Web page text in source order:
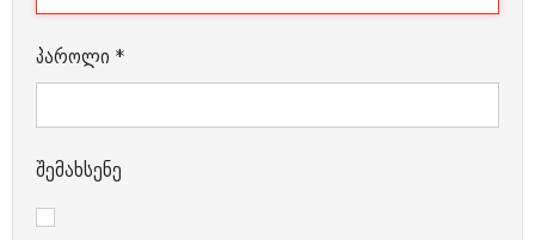
პაროლი *
შემახსენე